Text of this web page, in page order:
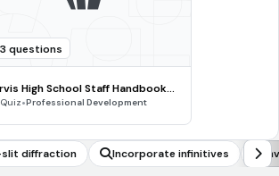
questions
High School Staff Handbook
Quiz•Professional Development
slit diffraction Incorporate infinitives